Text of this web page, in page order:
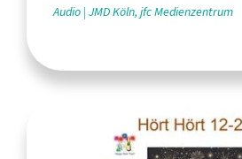
Audio JMD Köln, jfc Medienzentrum